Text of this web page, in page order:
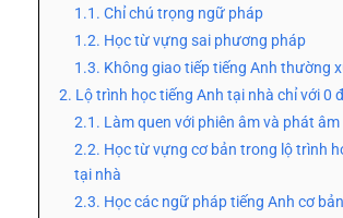
1.1. Chỉ chú trọng ngữ pháp
1.2. Học từ vựng sai phương pháp
1.3. Không giao tiếp tiếng Anh thường
2. Lộ trình học tiếng Anh tại nhà chỉ với 0
2.1. Làm quen với phiên âm và phát âm
2.2. Học từ vựng cơ bản trong lộ trình
tại nhà
2.3. Học các ngữ pháp tiếng Anh cơ bản